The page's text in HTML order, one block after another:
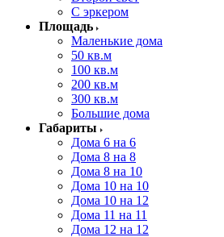
С эркером
Площадь
Маленькие дома
50 кв.м
100 кв.м
200 кв.м
300 кв.м
Большие дома
Габариты
Дома 6 на 6
Дома 8 на 8
Дома 8 на 10
Дома 10 на 10
Дома 10 на 12
Дома 11 на 11
Дома 12 на 12